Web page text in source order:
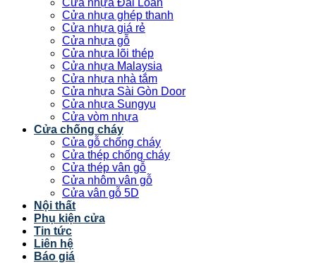
Cửa nhựa ghép thanh
Cửa nhựa giá rẻ
Cửa nhựa gỗ
Cửa nhựa lõi thép
Cửa nhựa Malaysia
Cửa nhựa nhà tắm
Cửa nhựa Sài Gòn Door
Cửa nhựa Sungyu
Cửa vòm nhựa
Cửa chống cháy
Cửa gỗ chống cháy
Cửa thép chống cháy
Cửa thép vân gỗ
Cửa nhôm vân gỗ
Cửa vân gỗ 5D
Nội thất
Phụ kiện cửa
Tin tức
Liên hệ
Báo giá